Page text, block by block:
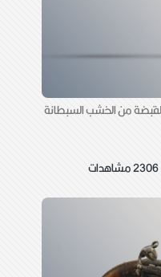
من الخشب السبطانة
2306 مشاهدات